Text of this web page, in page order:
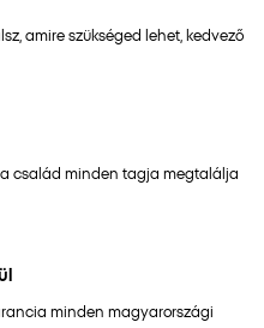
amire szükséged lehet, kedvező
család minden tagja megtalálja
minden magyarországi